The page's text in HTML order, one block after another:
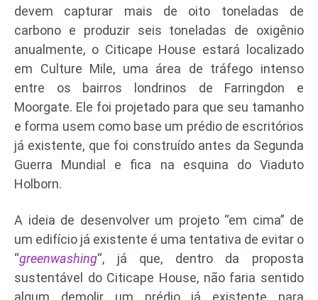
devem capturar mais de oito toneladas de
carbono e produzir seis toneladas de oxigênio
anualmente, o Citicape House estará localizado
em Culture Mile, uma área de tráfego intenso
entre os bairros londrinos de Farringdon e
Moorgate. Ele foi projetado para que seu tamanho
e forma usem como base um prédio de escritórios
já existente, que foi construído antes da Segunda
Guerra Mundial e fica na esquina do Viaduto
Holborn.
A ideia de desenvolver um projeto “em cima” de
um edifício já existente é uma tentativa de evitar o
“greenwashing“, já que, dentro da proposta
sustentável do Citicape House, não faria sentido
algum demolir um prédio já existente para